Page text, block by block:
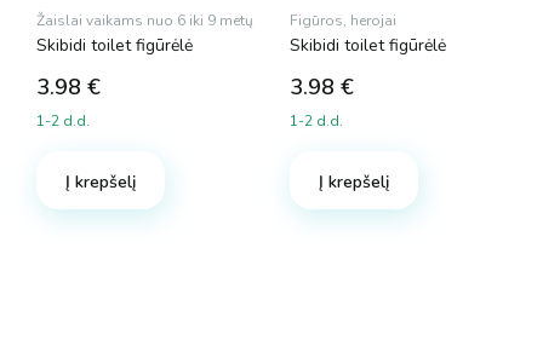
Žaislai vaikams nuo 6 iki 9 metų
Skibidi toilet figūrėlė
3.98 €
1-2 d.d.
Į krepšelį
Figūros, herojai
Skibidi toilet figūrėlė
3.98 €
1-2 d.d.
Į krepšelį